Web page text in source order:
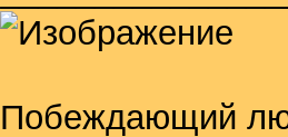
Побеждающий